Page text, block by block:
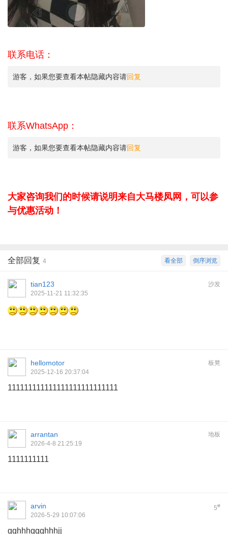
联系电话：
游客，如果您要查看本帖隐藏内容请回复
联系WhatsApp：
游客，如果您要查看本帖隐藏内容请回复
大家咨询我们的时候请说明来自大马楼凤网，可以参
与优惠活动！
倒序浏览
看全部
全部回复 4
沙发
tian123
2025-11-21 11:32:35
板凳
hellomotor
2025-12-16 20:37:04
111111111111111111111111111
地板
arrantan
2026-4-8 21:25:19
1111111111
5#
arvin
2026-5-29 10:07:06
gghhhggghhhjj